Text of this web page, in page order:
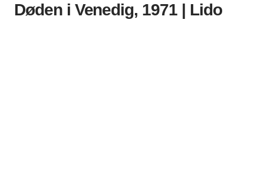
Døden i Venedig, 1971 | Lido